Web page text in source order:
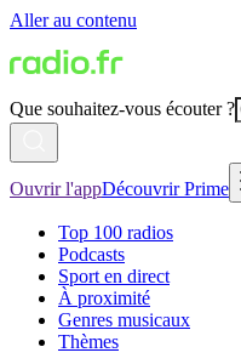
Aller au contenu
Que souhaitez-vous écouter ?
Ouvrir l'appDécouvrir Prime
Top 100 radios
Podcasts
Sport en direct
À proximité
Genres musicaux
Thèmes